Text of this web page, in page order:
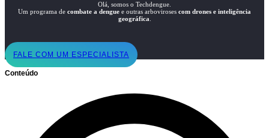
Olá, somos o Techdengue.
Um programa de combate a dengue e outras arboviroses com drones e inteligência
geográfica.
FALE COM UM ESPECIALISTA
Conteúdo